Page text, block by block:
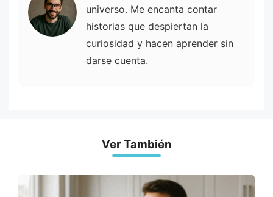
universo. Me encanta contar
historias que despiertan la
curiosidad y hacen aprender sin
darse cuenta.
Ver También